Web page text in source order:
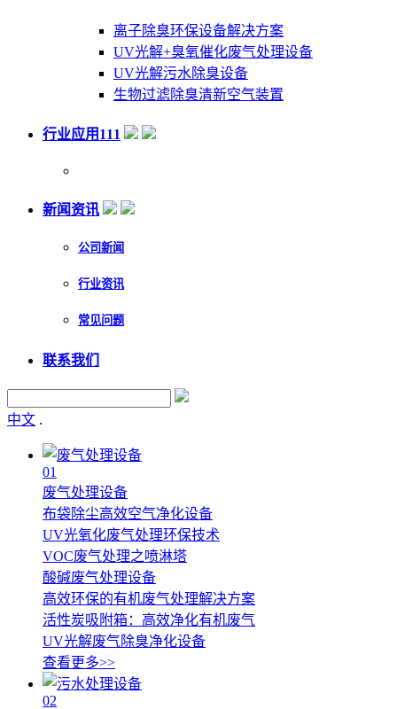
离子除臭环保设备解决方案
UV光解+臭氧催化废气处理设备
UV光解污水除臭设备
生物过滤除臭清新空气装置
行业应用111
新闻资讯
公司新闻
行业资讯
常见问题
联系我们
中文 .
01
废气处理设备
布袋除尘高效空气净化设备
UV光氧化废气处理环保技术
VOC废气处理之喷淋塔
酸碱废气处理设备
高效环保的有机废气处理解决方案
活性炭吸附箱：高效净化有机废气
UV光解废气除臭净化设备
查看更多>>
02